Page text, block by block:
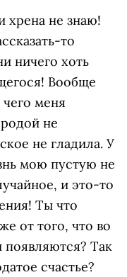
хрена не знаю!
то
ничего хоть
Вообще
меня
не
не гладила. У
мою пустую не
и это-то
Ты что
от того, что во
появляются? Так
счастье?